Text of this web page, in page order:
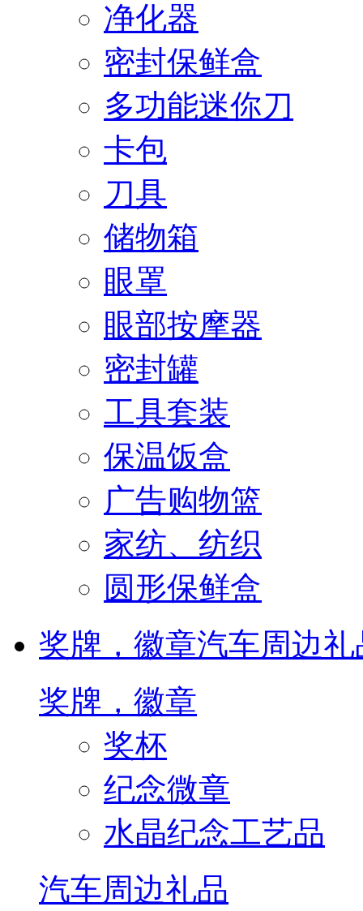
净化器
密封保鲜盒
多功能迷你刀
卡包
刀具
储物箱
眼罩
眼部按摩器
密封罐
工具套装
保温饭盒
广告购物篮
家纺、纺织
圆形保鲜盒
奖牌，徽章汽车周边礼
奖牌，徽章
奖杯
纪念微章
水晶纪念工艺品
汽车周边礼品